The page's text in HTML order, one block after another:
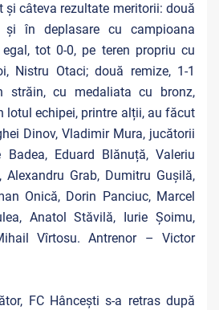
și câteva rezultate meritorii: două
și în deplasare cu campioana
tot 0-0, pe teren propriu cu
Nistru Otaci; două remize, 1-1
străin, cu medaliata cu bronz,
lotul echipei, printre alții, au făcut
Dinov, Vladimir Mura, jucătorii
Eduard Blănuță, Valeriu
Alexandru Grab, Dumitru Gușilă,
Onică, Dorin Panciuc, Marcel
Anatol Stăvilă, Iurie Șoimu,
Vîrtosu. Antrenor – Victor
FC Hânceşti s-a retras după